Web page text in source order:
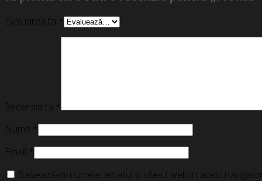
Evaluarea ta *
Recenzia ta *
Nume *
Email *
Salvează-mi numele, emailul și site-ul web în acest